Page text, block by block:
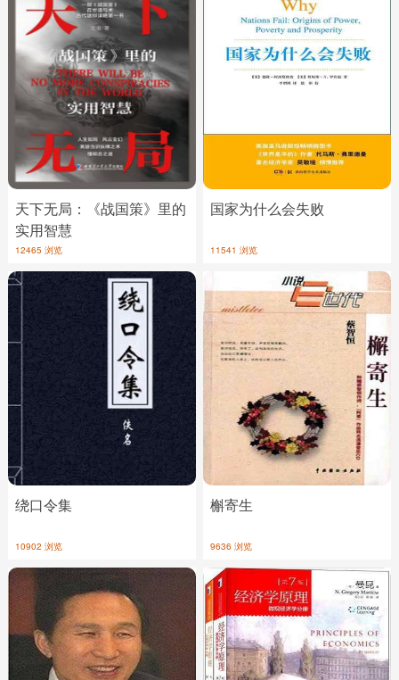
天下无局：《战国策》里的
实用智慧
12465 浏览
国家为什么会失败
11541 浏览
绕口令集
10902 浏览
槲寄生
9636 浏览